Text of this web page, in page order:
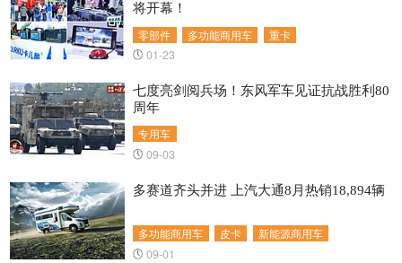
零部件 多功能商用车 重卡
将开幕！
01-23
专用车
七度亮剑阅兵场！东风军车见证抗战胜利80
周年
09-03
多功能商用车 皮卡 新能源商用车
多赛道齐头并进 上汽大通8月热销18,894辆
09-01